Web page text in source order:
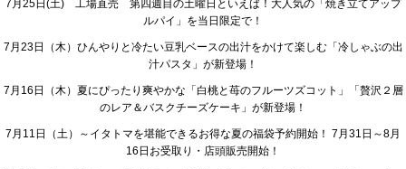
7月25日(土) 工場直売 第四週目の土曜日といえば！大人気の「焼き立てアップ
ルパイ」を当日限定で！
7月23日（木）ひんやりと冷たい豆乳ベースの出汁をかけて楽しむ「冷しゃぶの出
汁パスタ」が新登場！
7月16日（木）夏にぴったり爽やかな「白桃と苺のフルーツズコット」「贅沢２層
のレア＆バスクチーズケーキ」が新登場！
7月11日（土）～イタトマを堪能できるお得な夏の福袋予約開始！ 7月31日～8月
16日お受取り・店頭販売開始！